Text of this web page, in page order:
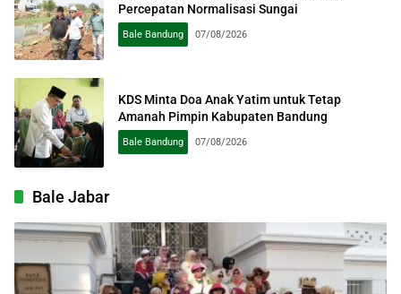
Percepatan Normalisasi Sungai
Bale Bandung 07/08/2026
KDS Minta Doa Anak Yatim untuk Tetap
Amanah Pimpin Kabupaten Bandung
Bale Bandung 07/08/2026
Bale Jabar